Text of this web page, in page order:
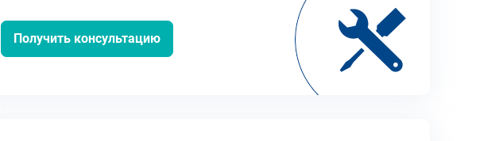
Получить консультацию